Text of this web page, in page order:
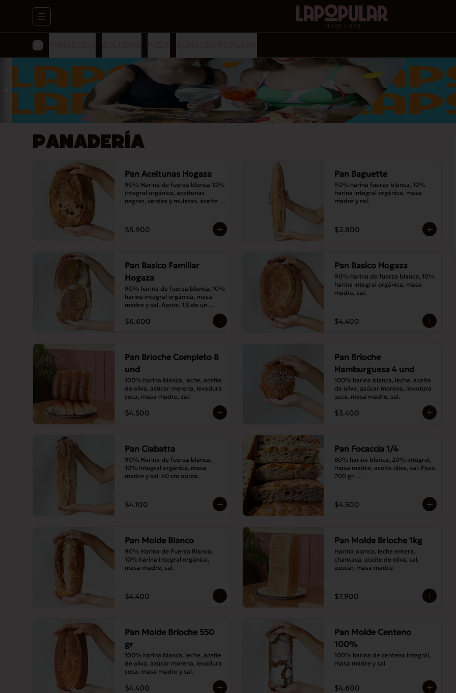
Abrir menu de navegación
PANADERÍA
Pan Aceitunas Hogaza
90% Harina de fuerza blanca 10%
integral orgánica, aceitunas
negras, verdes y mulatas, aceite
$5.900
Pan Baguette
90% harina fuerza blanca, 10%
harina integral orgánica, masa
madre y sal.
$2.800
Pan Basico Familiar
Hogaza
90% harina de fuerza blanca, 10%
harina integral orgánica, masa
madre y sal. Aprox. 1,5 de un
$6.600
Pan Basico Hogaza
90% harina de fuerza blanca, 10%
harina integral orgánica, masa
madre, sal.
$4.400
Pan Brioche Completo 8
und
100% harina blanca, leche, aceite
de oliva, azúcar morena, levadura
seca, masa madre, sal.
$4.500
Pan Brioche
Hamburguesa 4 und
100% harina blanca, leche, aceite
de oliva, azúcar morena, levadura
seca, masa madre, sal.
$3.400
Pan Ciabatta
90% Harina de fuerza blanca,
10% integral orgánica, masa
madre y sal. 40 cm aprox.
$4.100
Pan Focaccia 1/4
80% harina blanca, 20% integral,
masa madre, aceite oliva, sal. Peso
700 gr.
$4.500
Pan Molde Blanco
90% Harina de Fuerza Blanca,
10% harina integral orgánica,
masa madre, sal.
$4.400
Pan Molde Brioche 1kg
Harina blanca, leche entera,
chancaca, aceite de oliva, sal,
azucar, masa madre.
$7.900
Pan Molde Brioche 550
gr
100% harina blanca, leche, aceite
de oliva, azúcar morena, levadura
seca, masa madre y sal.
$4.400
Pan Molde Centeno
100%
100% harina de centeno integral,
masa madre y sal
$4.600